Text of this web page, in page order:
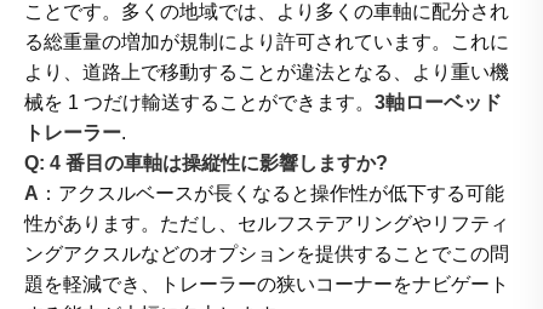
ことです。多くの地域では、より多くの車軸に配分され
る総重量の増加が規制により許可されています。これに
より、道路上で移動することが違法となる、より重い機
械を 1 つだけ輸送することができます。 3軸ローベッド
トレーラー.
Q: 4 番目の車軸は操縦性に影響しますか?
A ：アクスルベースが長くなると操作性が低下する可能
性があります。ただし、セルフステアリングやリフティ
ングアクスルなどのオプションを提供することでこの問
題を軽減でき、トレーラーの狭いコーナーをナビゲート